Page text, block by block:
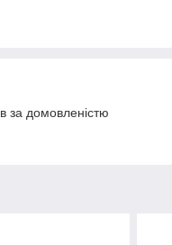
за домовленістю